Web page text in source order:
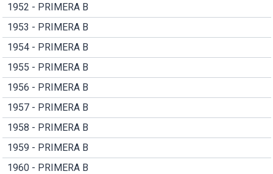
1952 - PRIMERA B
1953 - PRIMERA B
1954 - PRIMERA B
1955 - PRIMERA B
1956 - PRIMERA B
1957 - PRIMERA B
1958 - PRIMERA B
1959 - PRIMERA B
1960 - PRIMERA B